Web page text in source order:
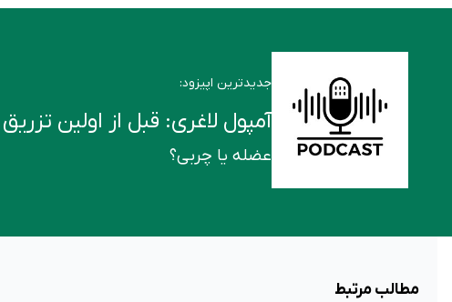
جدیدترین اپیزود:
آمپول لاغری: قبل از اولین تزریق این ۶ نکته را
عضله یا چربی؟
مطالب مرتبط